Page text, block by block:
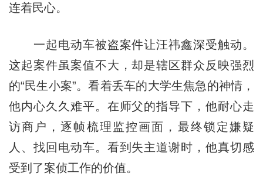
连着民心。
一起电动车被盗案件让汪祎鑫深受触动。
这起案件虽案值不大，却是辖区群众反映强烈
的“民生小案”。看着丢车的大学生焦急的神情，
他内心久久难平。在师父的指导下，他耐心走
访商户，逐帧梳理监控画面，最终锁定嫌疑
人、找回电动车。看到失主道谢时，他真切感
受到了案侦工作的价值。